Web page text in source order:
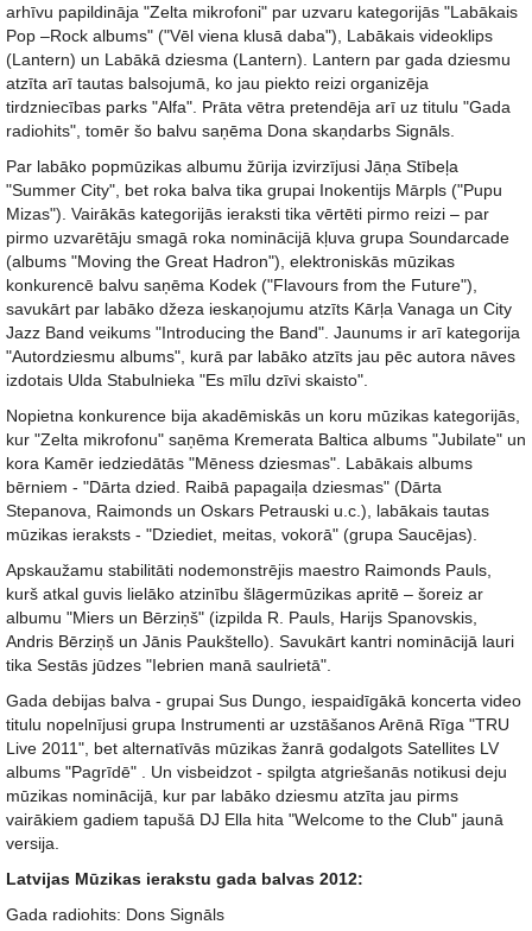
arhīvu papildināja "Zelta mikrofoni" par uzvaru kategorijās "Labākais
Pop –Rock albums" ("Vēl viena klusā daba"), Labākais videoklips
(Lantern) un Labākā dziesma (Lantern). Lantern par gada dziesmu
atzīta arī tautas balsojumā, ko jau piekto reizi organizēja
tirdzniecības parks "Alfa". Prāta vētra pretendēja arī uz titulu "Gada
radiohits", tomēr šo balvu saņēma Dona skaņdarbs Signāls.
Par labāko popmūzikas albumu žūrija izvirzījusi Jāņa Stībeļa
"Summer City", bet roka balva tika grupai Inokentijs Mārpls ("Pupu
Mizas"). Vairākās kategorijās ieraksti tika vērtēti pirmo reizi – par
pirmo uzvarētāju smagā roka nominācijā kļuva grupa Soundarcade
(albums "Moving the Great Hadron"), elektroniskās mūzikas
konkurencē balvu saņēma Kodek ("Flavours from the Future"),
savukārt par labāko džeza ieskaņojumu atzīts Kārļa Vanaga un City
Jazz Band veikums "Introducing the Band". Jaunums ir arī kategorija
"Autordziesmu albums", kurā par labāko atzīts jau pēc autora nāves
izdotais Ulda Stabulnieka "Es mīlu dzīvi skaisto".
Nopietna konkurence bija akadēmiskās un koru mūzikas kategorijās,
kur "Zelta mikrofonu" saņēma Kremerata Baltica albums "Jubilate" un
kora Kamēr iedziedātās "Mēness dziesmas". Labākais albums
bērniem - "Dārta dzied. Raibā papagaiļa dziesmas" (Dārta
Stepanova, Raimonds un Oskars Petrauski u.c.), labākais tautas
mūzikas ieraksts - "Dziediet, meitas, vokorā" (grupa Saucējas).
Apskaužamu stabilitāti nodemonstrējis maestro Raimonds Pauls,
kurš atkal guvis lielāko atzinību šlāgermūzikas apritē – šoreiz ar
albumu "Miers un Bērziņš" (izpilda R. Pauls, Harijs Spanovskis,
Andris Bērziņš un Jānis Paukštello). Savukārt kantri nominācijā lauri
tika Sestās jūdzes "Iebrien manā saulrietā".
Gada debijas balva - grupai Sus Dungo, iespaidīgākā koncerta video
titulu nopelnījusi grupa Instrumenti ar uzstāšanos Arēnā Rīga "TRU
Live 2011", bet alternatīvās mūzikas žanrā godalgots Satellites LV
albums "Pagrīdē" . Un visbeidzot - spilgta atgriešanās notikusi deju
mūzikas nominācijā, kur par labāko dziesmu atzīta jau pirms
vairākiem gadiem tapušā DJ Ella hita "Welcome to the Club" jaunā
versija.
Latvijas Mūzikas ierakstu gada balvas 2012:
Gada radiohits: Dons Signāls